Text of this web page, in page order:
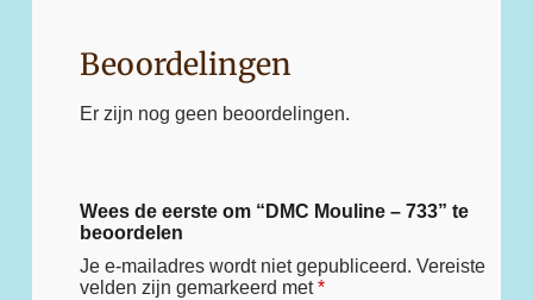
Beoordelingen
Er zijn nog geen beoordelingen.
Wees de eerste om “DMC Mouline – 733” te
beoordelen
Je e-mailadres wordt niet gepubliceerd. Vereiste
velden zijn gemarkeerd met*